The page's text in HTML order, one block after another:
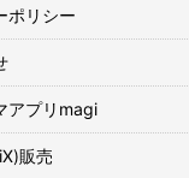
ポリシー
アプリmagi
販売